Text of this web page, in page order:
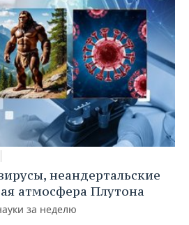
неандертальские
атмосфера Плутона
за неделю